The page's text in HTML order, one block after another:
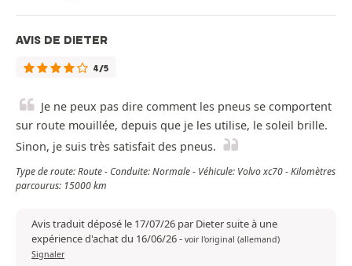
AVIS DE DIETER
4/5
Je ne peux pas dire comment les pneus se comportent
sur route mouillée, depuis que je les utilise, le soleil brille.
Sinon, je suis très satisfait des pneus.
Type de route: Route - Conduite: Normale - Véhicule: Volvo xc70 - Kilomètres
parcourus: 15000 km
Avis traduit déposé le 17/07/26 par Dieter suite à une
expérience d'achat du 16/06/26- voir l'original (allemand)
Signaler